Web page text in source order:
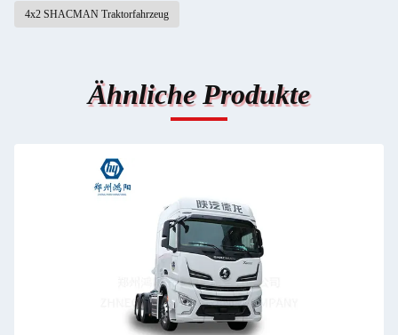
4x2 SHACMAN Traktorfahrzeug
Ähnliche Produkte